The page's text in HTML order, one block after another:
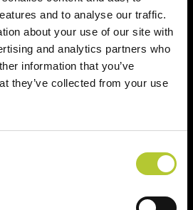
and to analyse our traffic.
about your use of our site with
and analytics partners who
information that you’ve
they’ve collected from your use
dei nostri clienti